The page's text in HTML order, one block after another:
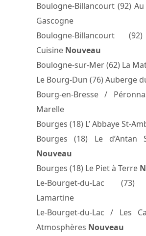
Boulogne-Billancourt (92)
Gascogne
Boulogne-Billancourt
Cuisine Nouveau
Boulogne-sur-Mer (62) La
Le Bourg-Dun (76) Auberge
Bourg-en-Bresse /
Marelle
Bourges (18) L’ Abbaye St-
Bourges (18) Le d’Antan
Nouveau
Bourges (18) Le Piet à Terre
Le-Bourget-du-Lac (73)
Lamartine
Le-Bourget-du-Lac / Les
Atmosphères Nouveau